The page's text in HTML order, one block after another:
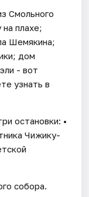
Смольного
плахе;
Шемякина;
дом
- вот
узнать в
остановки: •
Чижику-
собора.